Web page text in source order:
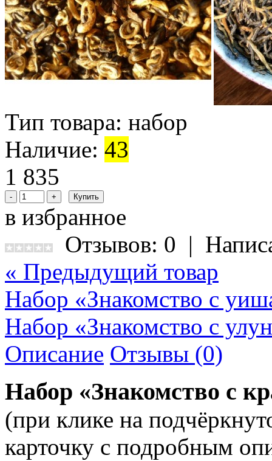
Тип товара: набор
Наличие: 43
1 835
в избранное
Отзывов: 0 |
« Предыдущий товар
Набор «Знакомство с
Набор «Знакомство с
Описание Отзывы (0)
Набор «Знакомство с
(при клике на
карточку с подробным